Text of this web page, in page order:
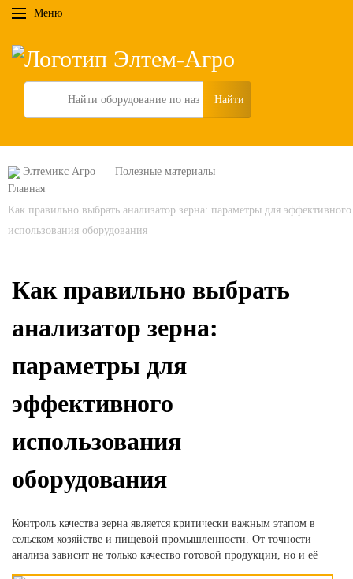
Меню
Search
Элтемикс Агро Полезные материалы
Как правильно выбрать анализатор зерна: параметры для эффективного
использования оборудования
Как правильно выбрать
анализатор зерна:
параметры для
эффективного
использования
оборудования
Контроль качества зерна является критически важным этапом в
сельском хозяйстве и пищевой промышленности. От точности
анализа зависит не только качество готовой продукции, но и её